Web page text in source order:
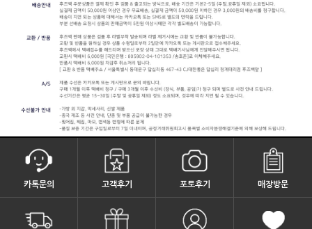
카톡문의 고객후기 포토후기 매장방문